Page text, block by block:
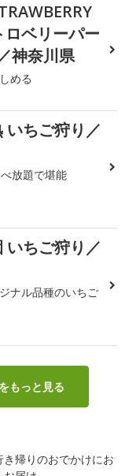
ロベリーパー
神奈川県
める
いちご狩り／
放題で堪能
いちご狩り／
ナル品種のいちご
もっと見る
帰りのおでかけにお